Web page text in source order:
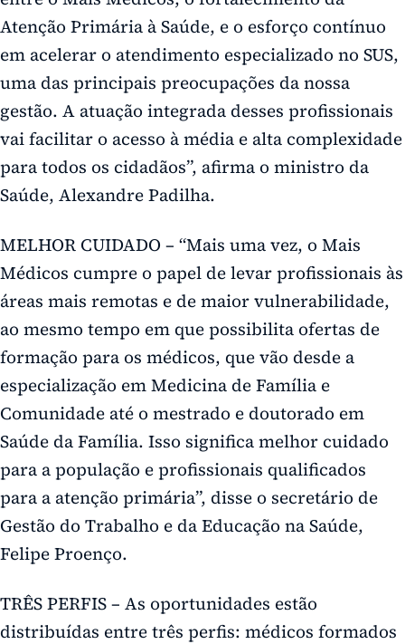
Atenção Primária à Saúde, e o esforço contínuo
em acelerar o atendimento especializado no SUS,
uma das principais preocupações da nossa
gestão. A atuação integrada desses profissionais
vai facilitar o acesso à média e alta complexidade
para todos os cidadãos”, afirma o ministro da
Saúde, Alexandre Padilha.
MELHOR CUIDADO – “Mais uma vez, o Mais
Médicos cumpre o papel de levar profissionais às
áreas mais remotas e de maior vulnerabilidade,
ao mesmo tempo em que possibilita ofertas de
formação para os médicos, que vão desde a
especialização em Medicina de Família e
Comunidade até o mestrado e doutorado em
Saúde da Família. Isso significa melhor cuidado
para a população e profissionais qualificados
para a atenção primária”, disse o secretário de
Gestão do Trabalho e da Educação na Saúde,
Felipe Proenço.
TRÊS PERFIS – As oportunidades estão
distribuídas entre três perfis: médicos formados